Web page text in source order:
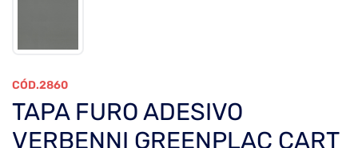
2860
TAPA FURO ADESIVO
VERBENNI GREENPLAC CART